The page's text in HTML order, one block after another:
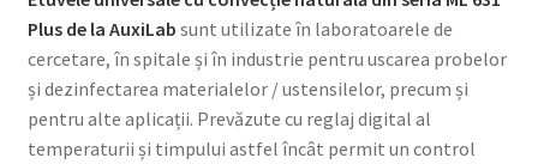
Plus de la AuxiLab sunt utilizate în laboratoarele de
cercetare, în spitale și în industrie pentru uscarea probelor
și dezinfectarea materialelor / ustensilelor, precum și
pentru alte aplicații. Prevăzute cu reglaj digital al
temperaturii și timpului astfel încât permit un control